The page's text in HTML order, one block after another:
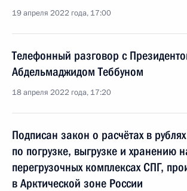
19 апреля 2022 года, 17:00
Телефонный разговор с
Абдельмаджидом Теббуном
18 апреля 2022 года, 17:20
Подписан закон о расчётах в рублях
по погрузке, выгрузке и хранению
перегрузочных комплексах СПГ,
в Арктической зоне России